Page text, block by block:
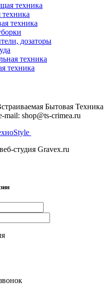
техника
техника
техника
дозаторы
техника
техника
Бытовая Техника
mail: shop@ts-crimea.ru
студия Gravex.ru